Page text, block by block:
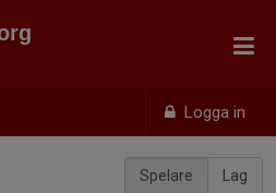
Logga in
Spelare Lag